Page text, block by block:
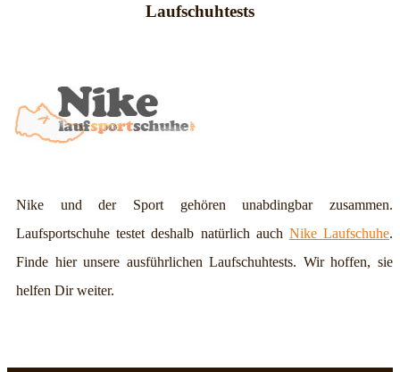
Laufschuhtests
Nike und der Sport gehören unabdingbar zusammen.
Laufsportschuhe testet deshalb natürlich auch Nike Laufschuhe.
Finde hier unsere ausführlichen Laufschuhtests. Wir hoffen, sie
helfen Dir weiter.